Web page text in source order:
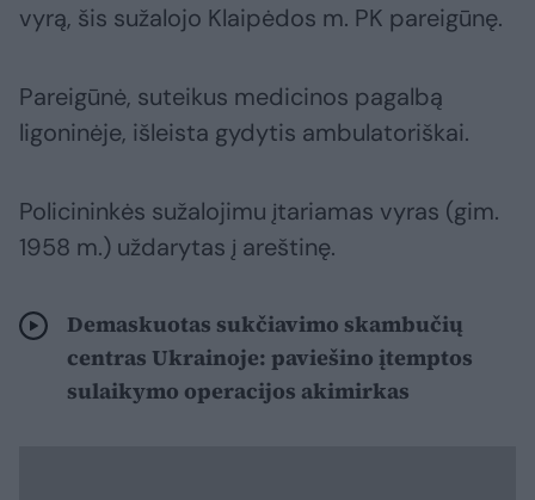
vyrą, šis sužalojo Klaipėdos m. PK pareigūnę.
Pareigūnė, suteikus medicinos pagalbą
ligoninėje, išleista gydytis ambulatoriškai.
Policininkės sužalojimu įtariamas vyras (gim.
1958 m.) uždarytas į areštinę.
Demaskuotas sukčiavimo skambučių
centras Ukrainoje: paviešino įtemptos
sulaikymo operacijos akimirkas